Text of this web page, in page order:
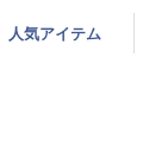
人気アイテム